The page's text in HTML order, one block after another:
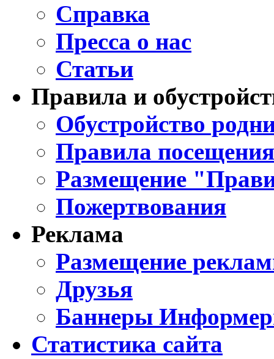
Справка
Пресса о нас
Статьи
Правила и
Обустройство
Правила
Размещение
Пожертвования
Реклама
Размещение
Друзья
Баннеры
Статистика сайта